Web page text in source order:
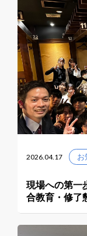
2026.04.17 お
現場への第
合教育・修了